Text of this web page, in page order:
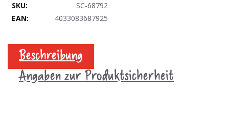
SC-68792
4033083687925
Beschreibung
Angaben zur Produktsicherheit